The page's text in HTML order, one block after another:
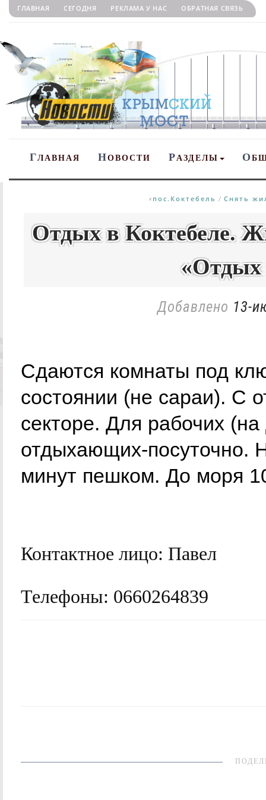
ГЛАВНАЯ СЕГОДНЯ РЕКЛАМА У НАС ОБРАТНАЯ СВЯЗЬ
ГЛАВНАЯ НОВОСТИ РАЗДЕЛЫ О
« пос.Коктебель / Снять
Отдых в Коктебеле.
«Отдых
Добавлено 13-
Сдаются комнаты под
состоянии (не сараи). С
секторе. Для рабочих
отдыхающих-посуточно.
минут пешком. До моря
Контактное лицо: Павел
Телефоны: 0660264839